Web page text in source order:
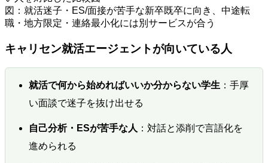
図：就活迷子・ES/面接が苦手な新卒既卒に向き、中途転
職・地方限定・連絡最小化には別サービスが合う
キャリセン就活エージェントが向いている人
就活で何から始めればいいか分からない学生 ：手厚
い面談で迷子を抜け出せる
自己分析・ESが苦手な人 ：対話と添削で言語化を
進められる